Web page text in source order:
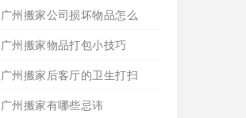
日式搬家的服务特点
广州搬家公司损坏物品怎么
广州搬家物品打包小技巧
广州搬家后客厅的卫生打扫